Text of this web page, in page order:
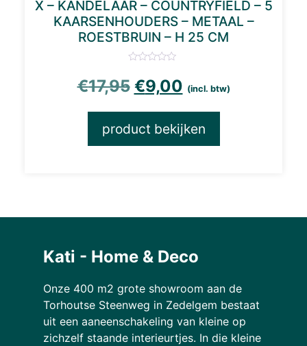
X – KANDELAAR – COUNTRYFIELD – 5
KAARSENHOUDERS – METAAL –
ROESTBRUIN – H 25 CM
€17,95 Oorspronkelijke prijs
€9,00Huidige prijs
(incl. btw)
product bekijken
Kati - Home & Deco
Onze 400 m2 grote showroom aan de
Torhoutse Steenweg in Zedelgem bestaat
uit een aaneenschakeling van kleine op
zichzelf staande interieurtjes. In die kleine